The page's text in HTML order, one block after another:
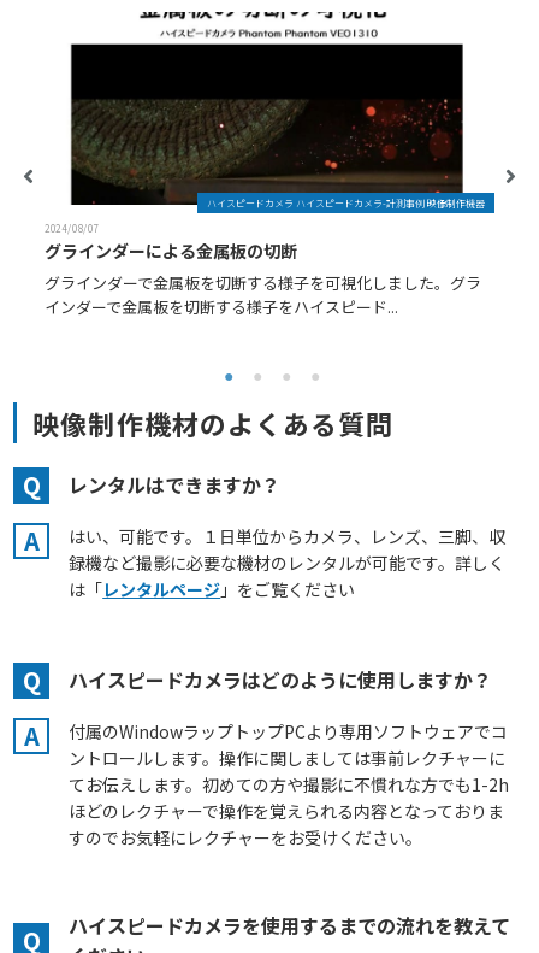
2024/08/07
グラインダーによる金属板の切断
グラインダーで金属板を切断する様子を可視化しました。グラ
インダーで金属板を切断する様子をハイスピード...
ハイスピードカメラ ハイスピードカメラ-計測事例 映像制作機器
映像制作機材のよくある質問
Q レンタルはできますか？
A
はい、可能です。１日単位からカメラ、レンズ、三脚、収
録機など撮影に必要な機材のレンタルが可能です。詳しく
は「レンタルページ 」をご覧ください
Q ハイスピードカメラはどのように使用しますか？
A
付属のWindowラップトップPCより専用ソフトウェアでコ
ントロールします。操作に関しましては事前レクチャーに
てお伝えします。初めての方や撮影に不慣れな方でも1-2h
ほどのレクチャーで操作を覚えられる内容となっておりま
すのでお気軽にレクチャーをお受けください。
Q
ハイスピードカメラを使用するまでの流れを教えて